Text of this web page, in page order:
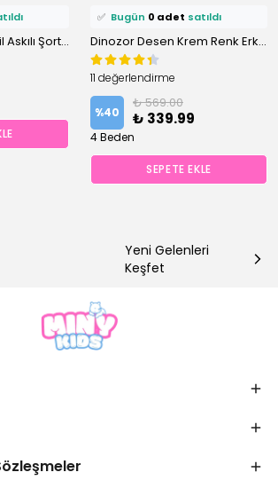
Dinozor Desen Yeşil Askılı Şortlu %100 Pamuklu Erkek Çocuk Pijama Takım
✅ Bugün 0 adet satıldı
Dinozor Desen Krem Renk Erkek Çocuk Pijama Takım
11 değerlendirme
%40
₺ 569.00
₺ 339.99
4 Beden
SEPETE EKLE
Yeni Gelenleri
Keşfet